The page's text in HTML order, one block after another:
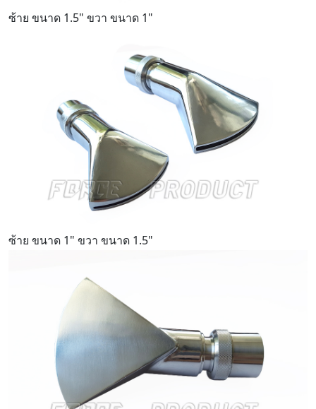
ซ้าย ขนาด 1.5" ขวา ขนาด 1"
ซ้าย ขนาด 1" ขวา ขนาด 1.5"